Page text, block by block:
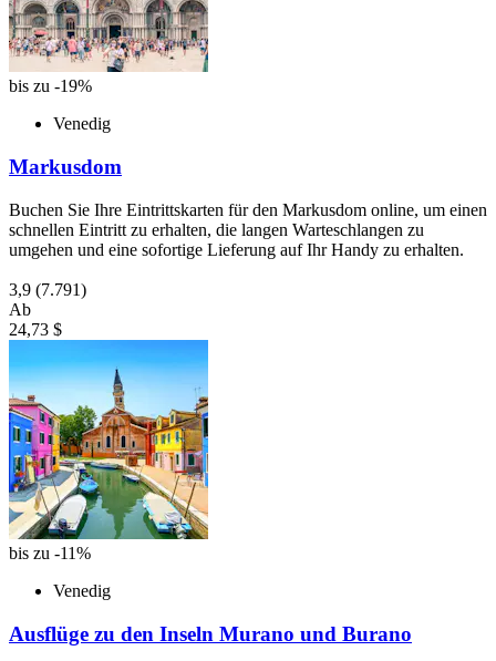
bis zu -19%
Venedig
Markusdom
Buchen Sie Ihre Eintrittskarten für den Markusdom online, um einen
schnellen Eintritt zu erhalten, die langen Warteschlangen zu
umgehen und eine sofortige Lieferung auf Ihr Handy zu erhalten.
3,9 (7.791)
Ab
24,73 $
bis zu -11%
Venedig
Ausflüge zu den Inseln Murano und Burano